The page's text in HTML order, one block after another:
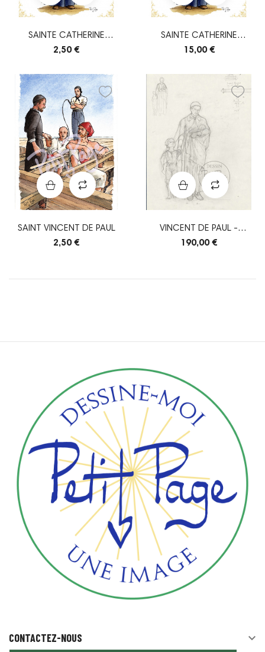
SAINTE CATHERINE
LABOURÉ
2,50 €
SAINTE CATHERINE
LABOURÉ
15,00 €
SAINT VINCENT DE PAUL
2,50 €
VINCENT DE PAUL -
CRAYONNÉ ORIGINAL
190,00 €
CONTACTEZ-NOUS 